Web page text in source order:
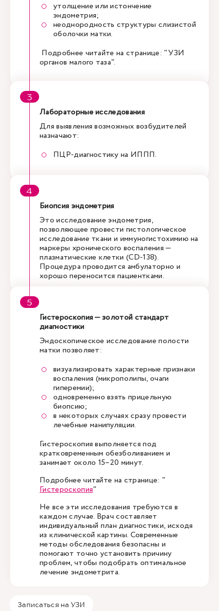
утолщение или истончение
эндометрия;
неоднородность структуры слизистой
оболочки матки.
Подробнее читайте на странице: "УЗИ
органов малого таза".
Лабораторные исследования
Для выявления возможных возбудителей
назначают:
ПЦР-диагностику на ИППП.
Биопсия эндометрия
Это исследование эндометрия,
позволяющее провести гистологическое
исследование ткани и иммуногистохимию на
маркеры хронического воспаления —
плазматические клетки (CD-138).
Процедура проводится амбулаторно и
хорошо переносится пациентками.
Гистероскопия — золотой стандарт
диагностики
Эндоскопическое исследование полости
матки позволяет:
визуализировать характерные признаки
воспаления (микрополипы, очаги
гиперемии);
одновременно взять прицельную
биопсию;
в некоторых случаях сразу провести
лечебные манипуляции.
Гистероскопия выполняется под
кратковременным обезболиванием и
занимает около 15–20 минут.
Подробнее читайте на странице: "
Гистероскопия"
Не все эти исследования требуются в
каждом случае. Врач составляет
индивидуальный план диагностики, исходя
из клинической картины. Современные
методы обследования безопасны и
помогают точно установить причину
проблем, чтобы подобрать оптимальное
лечение эндометрита.
Записаться на УЗИ